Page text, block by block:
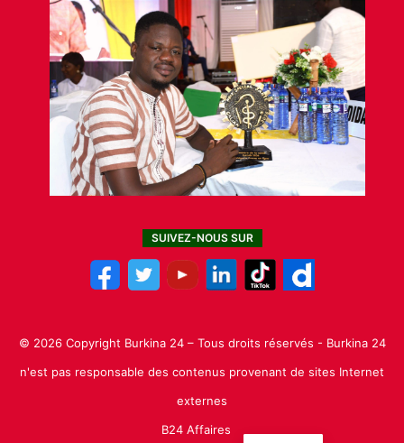
SUIVEZ-NOUS SUR
© 2026 Copyright Burkina 24 – Tous droits réservés - Burkina 24
n'est pas responsable des contenus provenant de sites Internet
externes
B24 Affaires